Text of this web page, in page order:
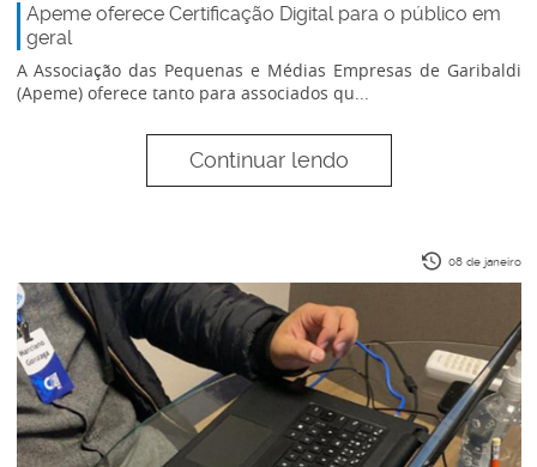
Apeme oferece Certificação Digital para o público em
geral
A Associação das Pequenas e Médias Empresas de Garibaldi
(Apeme) oferece tanto para associados qu...
Continuar lendo
08 de janeiro